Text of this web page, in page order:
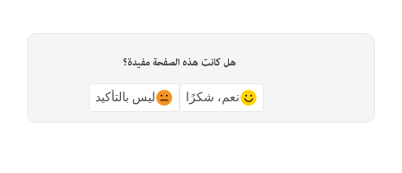
هل كانت هذه الصفحة مفيدة؟
نعم، شكرًا ليس بالتأكيد